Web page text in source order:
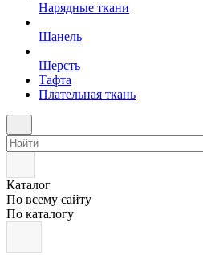
Нарядные ткани
Шанель
Шерсть
Тафта
Плательная ткань
Каталог
По всему сайту
По каталогу